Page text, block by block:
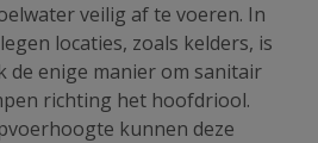
veilig af te voeren. In
locaties, zoals kelders, is
de enige manier om sanitair
richting het hoofdriool.
kunnen deze